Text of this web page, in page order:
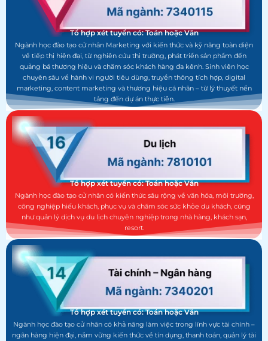
Tổ hợp xét tuyển có: Toán hoặc Văn
Ngành học đào tạo cử nhân Marketing với kiến thức và kỹ năng toàn diện
về tiếp thị hiện đại, từ nghiên cứu thị trường, phát triển sản phẩm đến
quảng bá thương hiệu và chăm sóc khách hàng đa kênh. Sinh viên học
chuyên sâu về hành vi người tiêu dùng, truyền thông tích hợp, digital
marketing, content marketing và thương hiệu cá nhân – từ lý thuyết nền
tảng đến dự án thực tiễn.
Tổ hợp xét tuyển có: Toán hoặc Văn
Ngành học đào tạo cử nhân có kiến thức sâu rộng về văn hóa, môi trường,
công nghiệp hiếu khách, phục vụ và chăm sóc sức khỏe du khách, cũng
như quản lý dịch vụ du lịch chuyên nghiệp trong nhà hàng, khách sạn,
resort.
Tổ hợp xét tuyển có: Toán hoặc Văn
Ngành học đào tạo cử nhân có khả năng làm việc trong lĩnh vực tài chính –
ngân hàng hiện đại, nắm vững kiến thức về tín dụng, thanh toán, quản lý tài